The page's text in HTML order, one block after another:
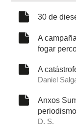
30 de
A
fogar
A
Daniel
Anxos
D. S.